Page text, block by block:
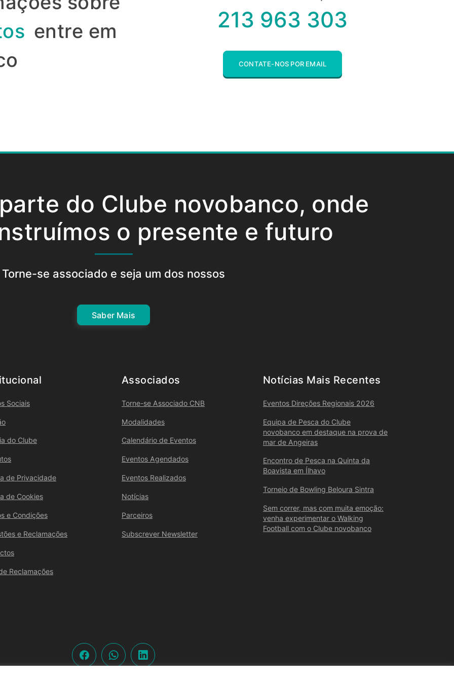
entre em
213 963 303
CONTATE-NOS POR EMAIL
do Clube novobanco, onde
o presente e futuro
Torne-se associado e seja um dos nossos
Saber Mais
Sociais
do Clube
de Privacidade
de Cookies
e Condições
e Reclamações
Reclamações
Associados
Torne-se Associado CNB
Modalidades
Calendário de Eventos
Eventos Agendados
Eventos Realizados
Notícias
Parceiros
Subscrever Newsletter
Notícias Mais Recentes
Eventos Direções Regionais 2026
Equipa de Pesca do Clube
novobanco em destaque na prova de
mar de Angeiras
Encontro de Pesca na Quinta da
Boavista em Ílhavo
Torneio de Bowling Beloura Sintra
Sem correr, mas com muita emoção:
venha experimentar o Walking
Football com o Clube novobanco